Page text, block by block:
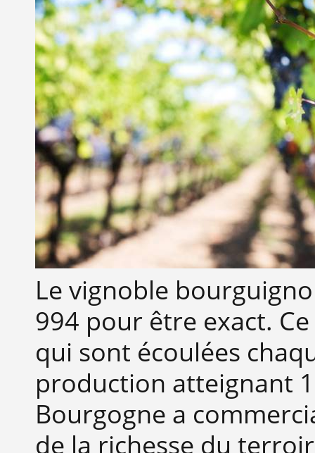
Le vignoble
994 pour être exact.
qui sont écoulées
production atteignant
Bourgogne a
de la richesse du